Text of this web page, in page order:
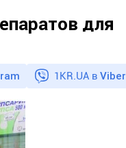
для
1KR.UA в Viber